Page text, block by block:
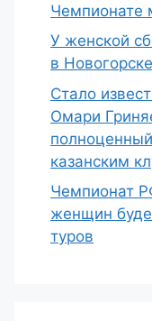
Чемпионате
У женской
в
Стало
Омари
казанским
Чемпионат
женщин
туров